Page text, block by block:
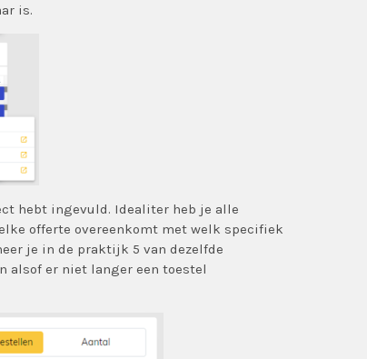
is.
hebt ingevuld. Idealiter heb je alle
offerte overeenkomt met welk specifiek
je in de praktijk 5 van dezelfde
alsof er niet langer een toestel